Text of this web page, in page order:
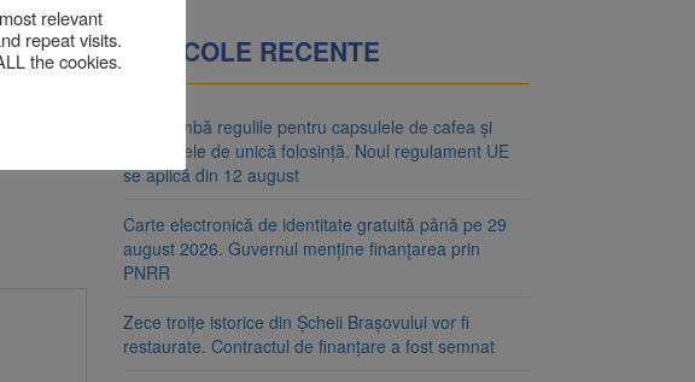
de
ARTICOLE RECENTE
Se schimbă regulile pentru capsulele de cafea și
ambalajele de unică folosință. Noul regulament UE
se aplică din 12 august
Carte electronică de identitate gratuită până pe 29
august 2026. Guvernul menține finanțarea prin
PNRR
Zece troițe istorice din Șcheii Brașovului vor fi
restaurate. Contractul de finanțare a fost semnat
relevant
repeat visits.
the cookies.